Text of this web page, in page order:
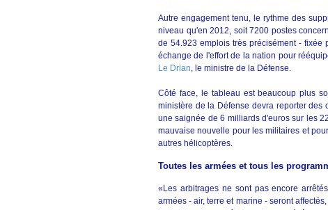
Autre engagement tenu, le rythme des
niveau qu'en 2012, soit 7200 postes
de 54.923 emplois très précisément -
échange de l'effort de la nation pour
Le Drian, le ministre de la Défense.
Côté face, le tableau est beaucoup plus
ministère de la Défense devra reporter des
une saignée de 6 milliards d'euros sur les
mauvaise nouvelle pour les militaires et
autres hélicoptères.
Toutes les armées et tous les
«Les arbitrages ne sont pas encore
armées - air, terre et marine - seront